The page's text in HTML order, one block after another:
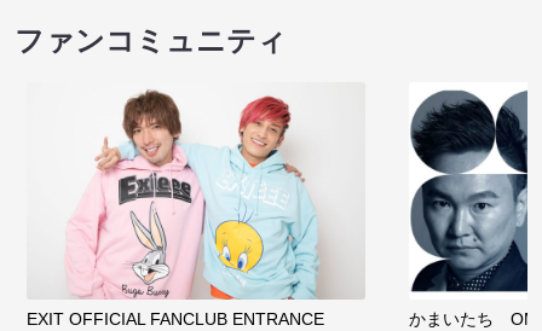
ファンコミュニティ
EXIT OFFICIAL FANCLUB ENTRANCE かまいたち